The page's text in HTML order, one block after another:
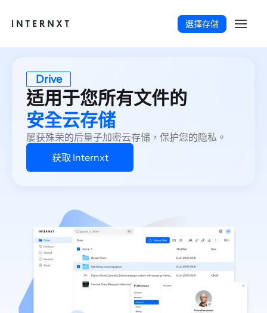
選擇存儲
繁體中文 (TW)
Drive
适用于您所有文件的
安全云存储
屡获殊荣的后量子加密云存储，保护您的隐私。
获取 Internxt